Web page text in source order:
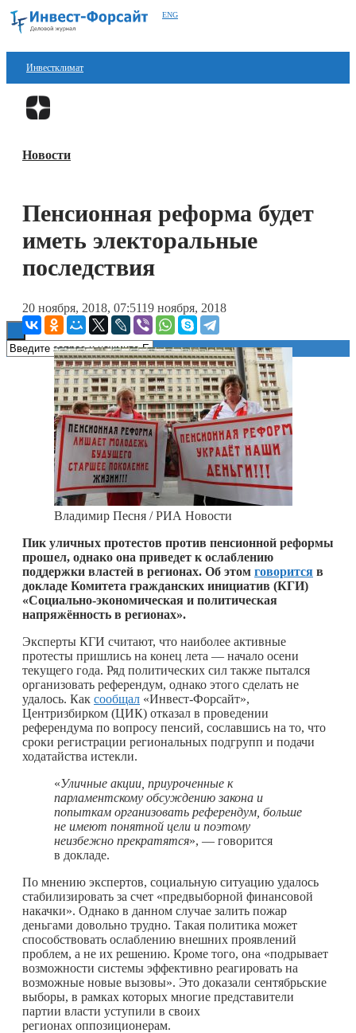
ENG
Инвестклимат
Финансы
Блокчейн
Новости
Пенсионная реформа будет
иметь электоральные
последствия
20 ноября, 2018, 07:5119 ноября, 2018
Владимир Песня / РИА Новости
Пик уличных протестов против пенсионной реформы
прошел, однако она приведет к ослаблению
поддержки властей в регионах. Об этом говорится в
докладе Комитета гражданских инициатив (КГИ)
«Социально-экономическая и политическая
напряжённость в регионах».
Эксперты КГИ считают, что наиболее активные
протесты пришлись на конец лета — начало осени
текущего года. Ряд политических сил также пытался
организовать референдум, однако этого сделать не
удалось. Как сообщал «Инвест-Форсайт»,
Центризбирком (ЦИК) отказал в проведении
референдума по вопросу пенсий, сославшись на то, что
сроки регистрации региональных подгрупп и подачи
ходатайства истекли.
«Уличные акции, приуроченные к
парламентскому обсуждению закона и
попыткам организовать референдум, больше
не имеют понятной цели и поэтому
неизбежно прекратятся», — говорится
в докладе.
По мнению экспертов, социальную ситуацию удалось
стабилизировать за счет «предвыборной финансовой
накачки». Однако в данном случае залить пожар
деньгами довольно трудно. Такая политика может
способствовать ослаблению внешних проявлений
проблем, а не их решению. Кроме того, она «подрывает
возможности системы эффективно реагировать на
возможные новые вызовы». Это доказали сентябрьские
выборы, в рамках которых многие представители
партии власти уступили в своих
регионах оппозиционерам.